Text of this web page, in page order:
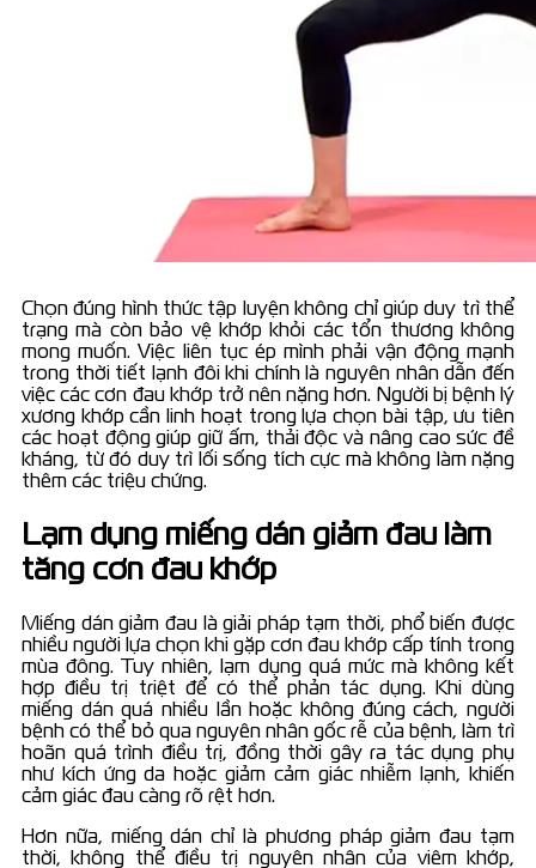
Chọn đúng hình thức tập luyện không chỉ giúp duy trì thể
trạng mà còn bảo vệ khớp khỏi các tổn thương không
mong muốn. Việc liên tục ép mình phải vận động mạnh
trong thời tiết lạnh đôi khi chính là nguyên nhân dẫn đến
việc các cơn đau khớp trở nên nặng hơn. Người bị bệnh lý
xương khớp cần linh hoạt trong lựa chọn bài tập, ưu tiên
các hoạt động giúp giữ ấm, thải độc và nâng cao sức đề
kháng, từ đó duy trì lối sống tích cực mà không làm nặng
thêm các triệu chứng.
Lạm dụng miếng dán giảm đau làm
tăng cơn đau khớp
Miếng dán giảm đau là giải pháp tạm thời, phổ biến được
nhiều người lựa chọn khi gặp cơn đau khớp cấp tính trong
mùa đông. Tuy nhiên, lạm dụng quá mức mà không kết
hợp điều trị triệt để có thể phản tác dụng. Khi dùng
miếng dán quá nhiều lần hoặc không đúng cách, người
bệnh có thể bỏ qua nguyên nhân gốc rễ của bệnh, làm trì
hoãn quá trình điều trị, đồng thời gây ra tác dụng phụ
như kích ứng da hoặc giảm cảm giác nhiễm lạnh, khiến
cảm giác đau càng rõ rệt hơn.
Hơn nữa, miếng dán chỉ là phương pháp giảm đau tạm
thời, không thể điều trị nguyên nhân của viêm khớp,